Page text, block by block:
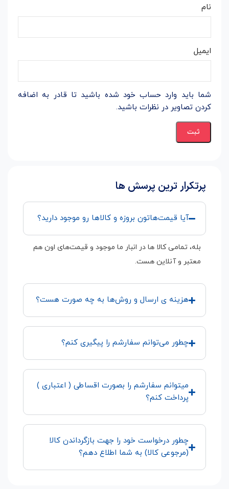
نام
ایمیل
شما باید وارد حساب خود شده باشید تا قادر به اضافه
کردن تصاویر در نظرات باشید.
پرتکرار ترین پرسش ها
آیا قیمت‌هاتون بروزه و کالاها رو موجود دارید؟
بله، تمامی کالا ها در انبار ما موجود و قیمت‌های اون هم
معتبر و آنلاین هست.
هزینه ی ارسال و روش‌ها به چه صورت هست؟
چطور می‌توانم سفارشم را پیگیری کنم؟
میتوانم سفارشم را بصورت اقساطی ( اعتباری )
پرداخت کنم؟
چطور درخواست خود را جهت بازگرداندن کالا
(مرجوعی کالا) به شما اطلاع دهم؟